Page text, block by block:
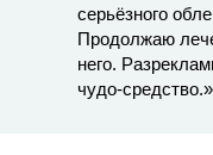
серьёзного
Продолжаю
него.
чудо-средство.»